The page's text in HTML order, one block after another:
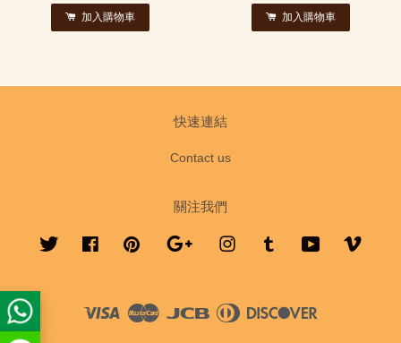
加入購物車 加入購物車
快速連結
Contact us
關注我們
Twitter FacebookPinterest Google InstagramTumblr YouTube
Visa Master JCB
Diners